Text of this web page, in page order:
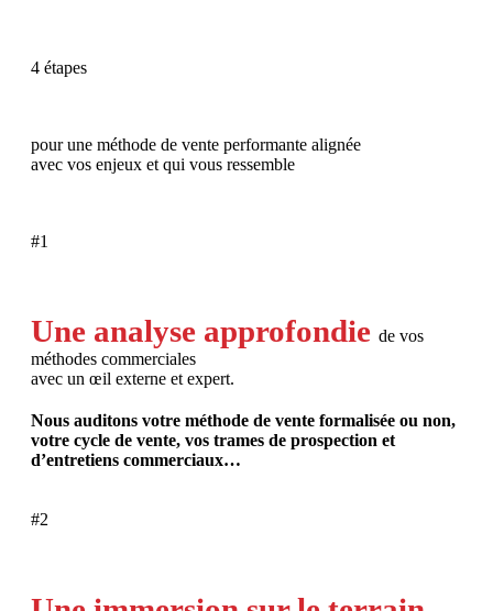
4 étapes
pour une méthode de vente performante alignée
avec vos enjeux et qui vous ressemble
#1
Une analyse approfondie de vos
méthodes commerciales
avec un œil externe et expert.
Nous auditons votre méthode de vente formalisée ou non,
votre cycle de vente, vos trames de prospection et
d’entretiens commerciaux…
#2